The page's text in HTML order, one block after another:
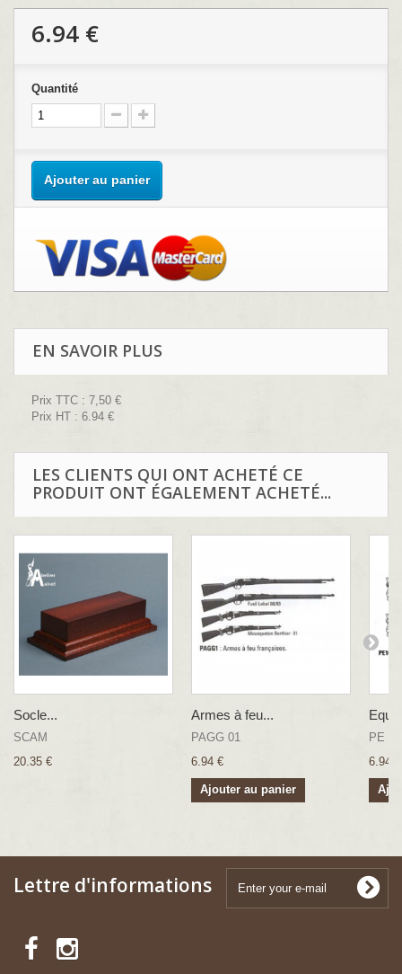
6.94 €
Quantité
Ajouter au panier
EN SAVOIR PLUS
Prix TTC : 7,50 €
Prix HT : 6.94 €
LES CLIENTS QUI ONT ACHETÉ CE
PRODUIT ONT ÉGALEMENT ACHETÉ...
Socle...
SCAM
20.35 €
Armes à feu...
PAGG 01
6.94 €
Ajouter au panier
PE 10
6.94 €
Lettre d'informations